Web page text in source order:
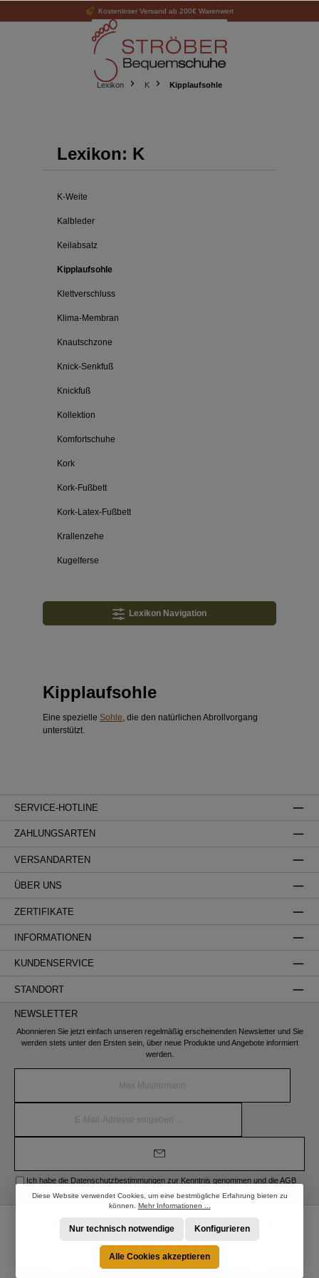
Kostenloser Versand ab 200€ Warenwert
Lexikon K Kipplaufsohle
Lexikon: K
K-Weite
Kalbleder
Keilabsatz
Kipplaufsohle
Klettverschluss
Klima-Membran
Knautschzone
Knick-Senkfuß
Knickfuß
Kollektion
Komfortschuhe
Kork
Kork-Fußbett
Kork-Latex-Fußbett
Krallenzehe
Kugelferse
Lexikon Navigation
Kipplaufsohle
Eine spezielle Sohle, die den natürlichen Abrollvorgang
unterstützt.
SERVICE-HOTLINE
ZAHLUNGSARTEN
VERSANDARTEN
ÜBER UNS
ZERTIFIKATE
INFORMATIONEN
KUNDENSERVICE
STANDORT
NEWSLETTER
Abonnieren Sie jetzt einfach unseren regelmäßig erscheinenden Newsletter und Sie
werden stets unter den Ersten sein, über neue Produkte und Angebote informiert
werden.
Mail-
Ich habe die Datenschutzbestimmungen zur Kenntnis genommen und dieAGB
* Alle Preise inkl. gesetzl. Mehrwertsteuer zzgl.Versandkosten
Nachnahmegebühren, wenn nicht anders angegeben.
© 2026 STRÖBER Shop - Alle Rechte vorbehalten.
Diese Website verwendet Cookies, um eine bestmögliche Erfahrung bieten zu
können. Mehr Informationen ...
Nur technisch notwendige Konfigurieren
Alle Cookies akzeptieren